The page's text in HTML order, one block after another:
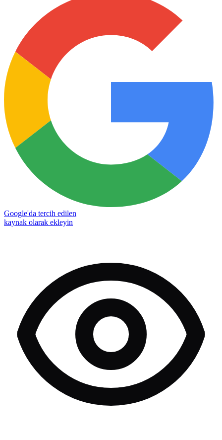
Google'da tercih edilen
kaynak olarak ekleyin